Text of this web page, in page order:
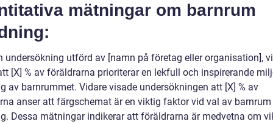
mätningar om barnrum
undersökning utförd av [namn på företag eller organisation],
[X] % av föräldrarna prioriterar en lekfull och inspirerande
av barnrummet. Vidare visade undersökningen att [X] % av
anser att färgschemat är en viktig faktor vid val av barnrum
Dessa mätningar indikerar att föräldrarna är medvetna om